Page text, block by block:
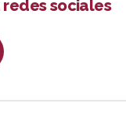
redes sociales